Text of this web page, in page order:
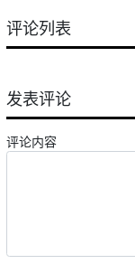
评论列表
发表评论
评论内容